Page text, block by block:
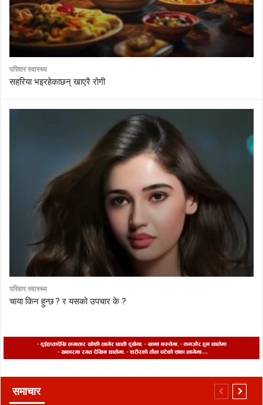
परिवार स्वास्थ्य
सहरिया भइरहेकाछन् खाएरै रोगी
परिवार स्वास्थ्य
चाया किन हुन्छ ? र यसको उपचार के ?
समाचार